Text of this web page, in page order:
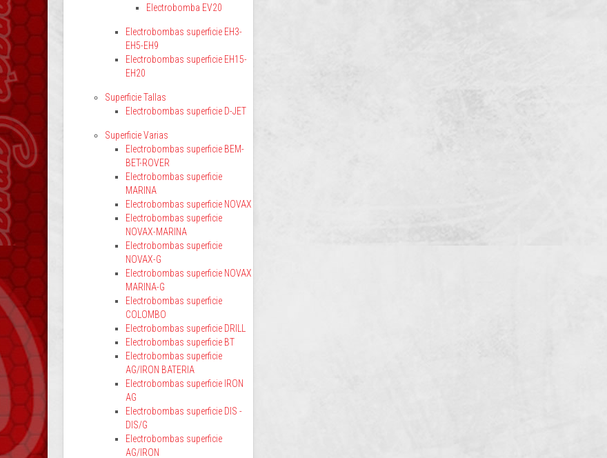
Electrobomba EV20
Electrobombas superficie EH3-
EH5-EH9
Electrobombas superficie EH15-
EH20
Superficie Tallas
Electrobombas superficie D-JET
Superficie Varias
Electrobombas superficie BEM-
BET-ROVER
Electrobombas superficie
MARINA
Electrobombas superficie NOVAX
Electrobombas superficie
NOVAX-MARINA
Electrobombas superficie
NOVAX-G
Electrobombas superficie NOVAX
MARINA-G
Electrobombas superficie
COLOMBO
Electrobombas superficie DRILL
Electrobombas superficie BT
Electrobombas superficie
AG/IRON BATERIA
Electrobombas superficie IRON
AG
Electrobombas superficie DIS -
DIS/G
Electrobombas superficie
AG/IRON